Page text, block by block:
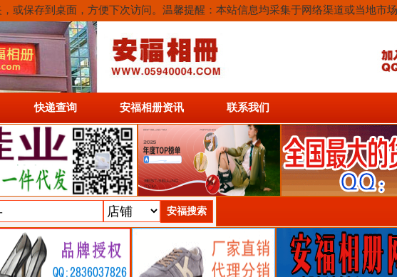
或保存到桌面，方便下次访问。温馨提醒：本站信息均采集于网络渠道或当地市
快递查询 安福相册资讯 联系我们